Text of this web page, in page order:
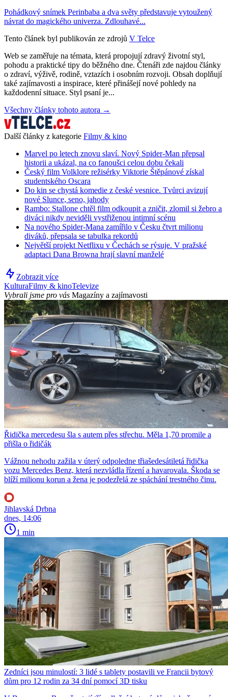
Pohádkový snímek Perinbaba a dva světy představuje vytoužený
návrat do magického univerza. Zdlouhavé...
Tento článek byl publikován ze zdrojů V Telce
Web se zaměřuje na témata, která propojují zdravý životní styl,
pohodu a praktické tipy do běžného dne. Čtenáři zde najdou články
o zdraví, výživě, rodině, vztazích i osobním rozvoji. Obsah doplňují
také zajímavosti a inspirace, které přinášejí nové pohledy na
každodenní situace. Styl psaní je...
Všechny články tohoto autora →
Další články z kategorie Filmy & kino
Marvel po letech znovu slaví. Nový Spider-Man přepsal
historii a ukázal, na co fanoušci celou dobu čekali
Český film Volklore režisérky Viktorie Štěpánové získal
studentského Oscara
Do kin se chystá komedie z české vesnice. Tvůrci avizují
nové Slunce, seno, jahody
Rambo: Stallone chtěl film odkoupit a zničit, zlomil si žebro a
diváci nikdy neviděli vystřiženou intimní scénu
Na nového Spider-Mana zamířilo v Česku čtvrt milionu
diváků, přepsala se tabulka rekordů
Největší projekt Netflixu v Čechách se rýsuje. V pražské
adaptaci Dana Browna hrají slavní manželé
Zobrazit více
KulturaFilmy & kinoTelevize
Vybrali jsme pro vás Magazíny a zajímavosti
Řidička mercedesu šla s autem přes střechu. Měla 1,70 promile a
přišla o řidičák
Vážnou nehodu zažila v úterý odpoledne třiašedesátiletá řidička
vozu Mercedes Benz, která nezvládla řízení a havarovala. Škoda se
blíží milionu korun a žena je podezřelá ze spáchání trestného činu.
Jihlavská Drbna
dnes, 14:06
1 min
Zedníci jsou minulostí: 3 lidé s tablety postavili ve Francii bytový
dům pro 12 rodin za 34 dní pomocí 3D tisku